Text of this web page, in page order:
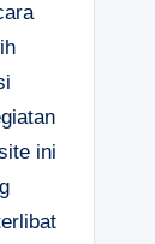
ini